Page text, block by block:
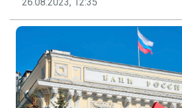
26.08.2023, 12:35